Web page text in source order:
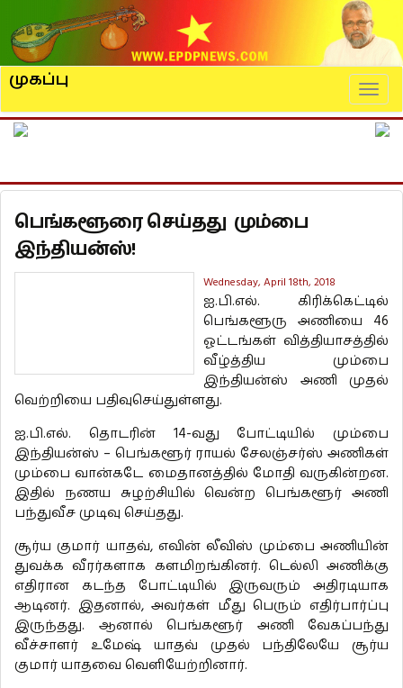
முகப்பு
பெங்களூரை செய்தது மும்பை
இந்தியன்ஸ்!
Wednesday, April 18th, 2018
ஐ.பி.எல். கிரிக்கெட்டில்
பெங்களூரு அணியை 46
ஓட்டங்கள் வித்தியாசத்தில்
வீழ்த்திய மும்பை
இந்தியன்ஸ் அணி முதல்
வெற்றியை பதிவுசெய்துள்ளது.
ஐ.பி.எல். தொடரின் 14-வது போட்டியில் மும்பை
இந்தியன்ஸ் – பெங்களூர் ராயல் சேலஞ்சர்ஸ் அணிகள்
மும்பை வான்கடே மைதானத்தில் மோதி வருகின்றன.
இதில் நணய சுழற்சியில் வென்ற பெங்களூர் அணி
பந்துவீச முடிவு செய்தது.
சூர்ய குமார் யாதவ், எவின் லீவிஸ் மும்பை அணியின்
துவக்க வீரர்களாக களமிறங்கினர். டெல்லி அணிக்கு
எதிரான கடந்த போட்டியில் இருவரும் அதிரடியாக
ஆடினர். இதனால், அவர்கள் மீது பெரும் எதிர்பார்ப்பு
இருந்தது. ஆனால் பெங்களூர் அணி வேகப்பந்து
வீச்சாளர் உமேஷ் யாதவ் முதல் பந்திலேயே சூர்ய
குமார் யாதவை வெளியேற்றினார்.